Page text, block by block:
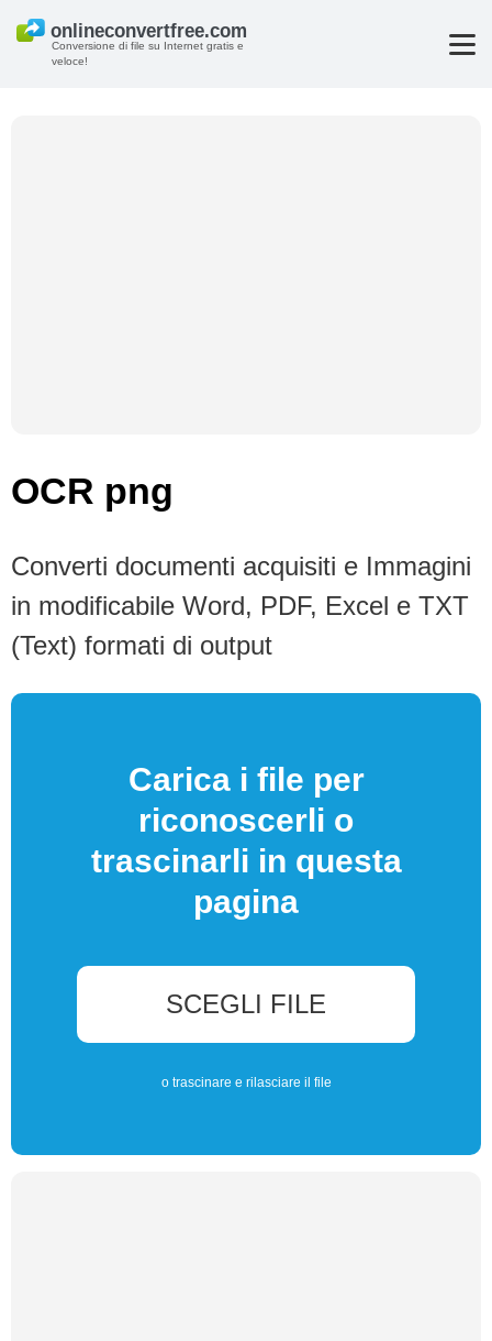
Conversione di file su Internet gratis e
veloce!
OCR png
Converti documenti acquisiti e Immagini
in modificabile Word, PDF, Excel e TXT
(Text) formati di output
Carica i file per
riconoscerli o
trascinarli in questa
pagina
SCEGLI FILE
o trascinare e rilasciare il file